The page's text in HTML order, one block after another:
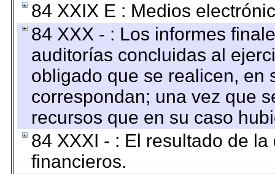
84 XXIX E : Medios
84 XXX - : Los informes
auditorías concluidas al
obligado que se realicen, en
correspondan; una vez que
recursos que en su caso
84 XXXI - : El resultado de
financieros.